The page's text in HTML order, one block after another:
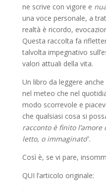
ne scrive con vigore e
una voce personale, a
realtà è ricordo,
Questa raccolta fa
talvolta impegnativo
valori attuali della vita.
Un libro da leggere
nel meteo che nel
modo scorrevole e
che qualsiasi cosa si
racconto è finito
letto, o immaginato”.
Così è, se vi pare,
QUI l’articolo originale: